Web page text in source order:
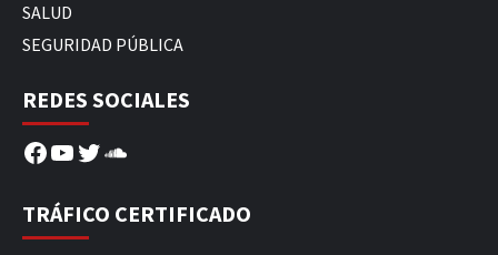
SALUD
SEGURIDAD PÚBLICA
REDES SOCIALES
Facebook
YouTube
Twitter
SoundCloud
TRÁFICO CERTIFICADO